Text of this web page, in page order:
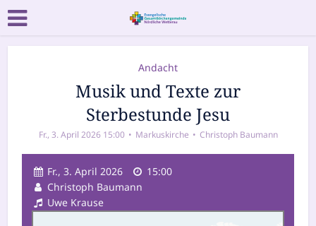
Andacht
Musik und Texte zur
Sterbestunde Jesu
Fr., 3. April 2026 15:00 Markuskirche Christoph Baumann
Fr., 3. April 2026
15:00
Christoph Baumann
Uwe Krause